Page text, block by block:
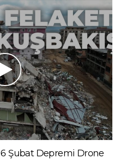
6 Şubat Depremi Drone